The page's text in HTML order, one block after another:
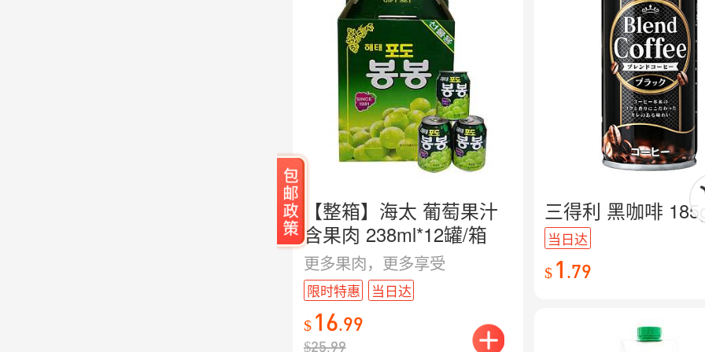
【整箱】海太 葡萄果汁
含果肉 238ml*12罐/箱
更多果肉，更多享受
限时特惠 当日达
$ 16.99
$25.99
三得利 黑咖啡
当日达
$ 1 .79